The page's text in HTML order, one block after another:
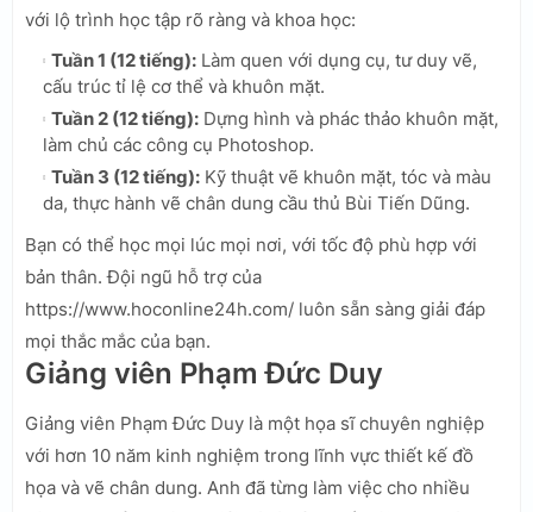
với lộ trình học tập rõ ràng và khoa học:
Tuần 1 (12 tiếng): Làm quen với dụng cụ, tư duy vẽ,
cấu trúc tỉ lệ cơ thể và khuôn mặt.
Tuần 2 (12 tiếng): Dựng hình và phác thảo khuôn mặt,
làm chủ các công cụ Photoshop.
Tuần 3 (12 tiếng): Kỹ thuật vẽ khuôn mặt, tóc và màu
da, thực hành vẽ chân dung cầu thủ Bùi Tiến Dũng.
Bạn có thể học mọi lúc mọi nơi, với tốc độ phù hợp với
bản thân. Đội ngũ hỗ trợ của
https://www.hoconline24h.com/ luôn sẵn sàng giải đáp
mọi thắc mắc của bạn.
Giảng viên Phạm Đức Duy
Giảng viên Phạm Đức Duy là một họa sĩ chuyên nghiệp
với hơn 10 năm kinh nghiệm trong lĩnh vực thiết kế đồ
họa và vẽ chân dung. Anh đã từng làm việc cho nhiều